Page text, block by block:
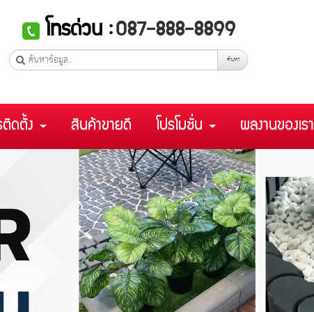
ติดตั้ง สินค้าขายดี โปรโมชั่น ผลงานของเรา
โทรด่วน : 087-888-8899
ค้นหา